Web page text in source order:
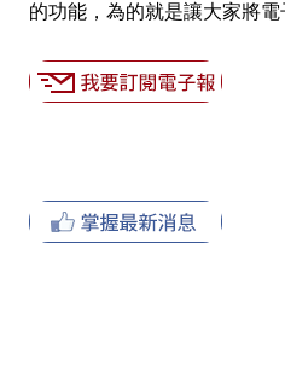
的功能，為的就是讓大家將電